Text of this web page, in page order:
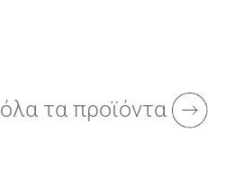
όλα τα προϊόντα